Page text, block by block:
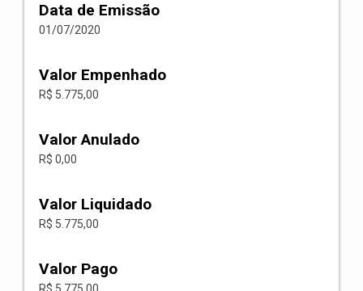
Data de Emissão
01/07/2020
Valor Empenhado
R$ 5.775,00
Valor Anulado
R$ 0,00
Valor Liquidado
R$ 5.775,00
Valor Pago